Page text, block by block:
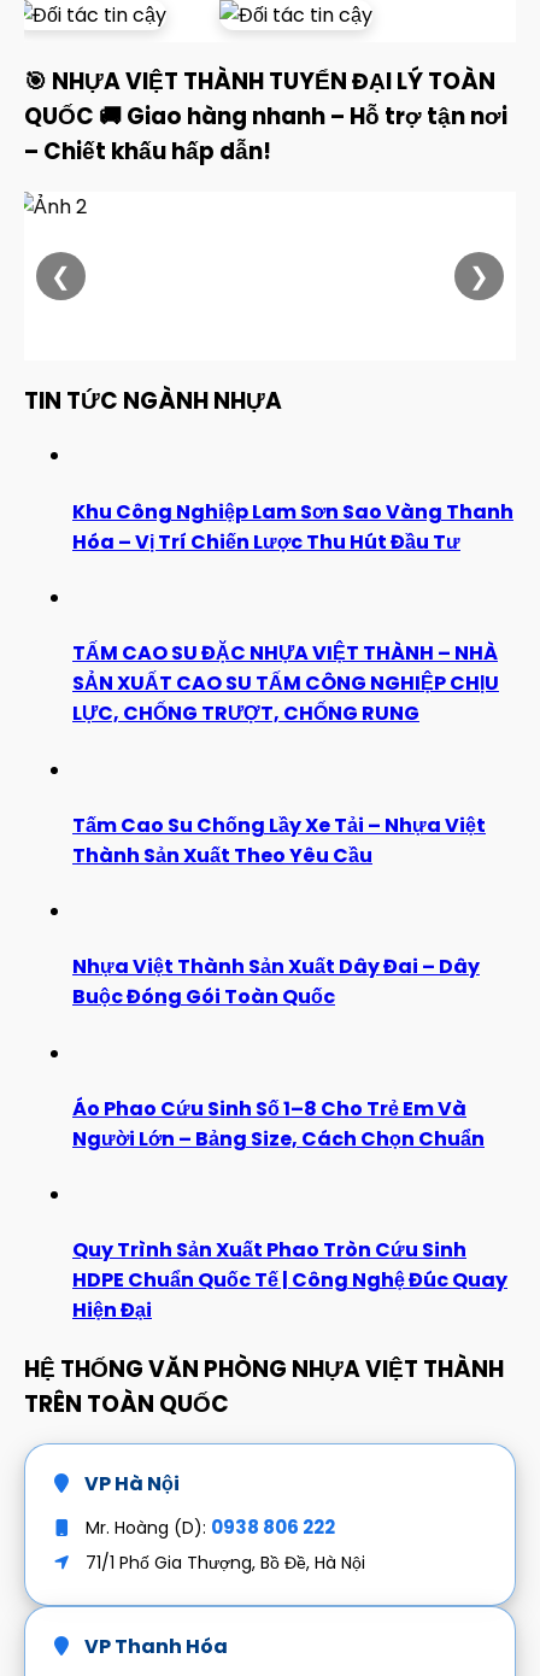
🎯 NHỰA VIỆT THÀNH TUYỂN ĐẠI LÝ TOÀN
QUỐC 🚚 Giao hàng nhanh – Hỗ trợ tận nơi
– Chiết khấu hấp dẫn!
❮ ❯
TIN TỨC NGÀNH NHỰA
Khu Công Nghiệp Lam Sơn Sao Vàng Thanh
Hóa – Vị Trí Chiến Lược Thu Hút Đầu Tư
TẤM CAO SU ĐẶC NHỰA VIỆT THÀNH – NHÀ
SẢN XUẤT CAO SU TẤM CÔNG NGHIỆP CHỊU
LỰC, CHỐNG TRƯỢT, CHỐNG RUNG
Tấm Cao Su Chống Lầy Xe Tải – Nhựa Việt
Thành Sản Xuất Theo Yêu Cầu
Nhựa Việt Thành Sản Xuất Dây Đai – Dây
Buộc Đóng Gói Toàn Quốc
Áo Phao Cứu Sinh Số 1–8 Cho Trẻ Em Và
Người Lớn – Bảng Size, Cách Chọn Chuẩn
Quy Trình Sản Xuất Phao Tròn Cứu Sinh
HDPE Chuẩn Quốc Tế | Công Nghệ Đúc Quay
Hiện Đại
HỆ THỐNG VĂN PHÒNG NHỰA VIỆT THÀNH
TRÊN TOÀN QUỐC
VP Hà Nội
Mr. Hoàng (D): 0938 806 222
71/1 Phố Gia Thượng, Bồ Đề, Hà Nội
VP Thanh Hóa